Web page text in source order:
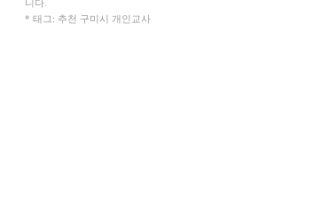
니다.
* 태그: 추천 구미시 개인교사